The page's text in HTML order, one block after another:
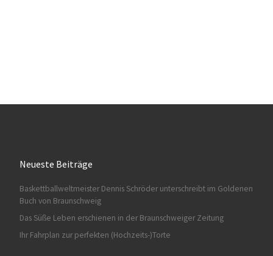
Neueste Beiträge
Baskettballweltmeister Dennis Schröder unterschreibt im Goldenen
Buch von Braunschweig
Das Süße Leben erschienen in der Braunschweiger Zeitung
Ihr Fahrplan zur perfekten (Hochzeits-)Torte